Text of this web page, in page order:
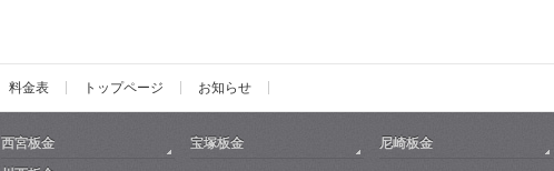
料金表 トップページ お知らせ
西宮板金 宝塚板金 尼崎板金